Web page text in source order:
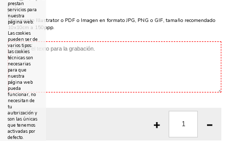
Documento Illustrator o PDF o Imagen en formato JPG, PNG o GIF, tamaño recomendado
10x10cm a 150ppp.
prestan
servicios para
nuestra
página web.
Las cookies
pueden ser de
varios tipos:
las cookies
técnicas son
necesarias
para que
nuestra
página web
pueda
funcionar, no
necesitan de
tu
autorización y
son las únicas
que tenemos
activadas por
defecto.